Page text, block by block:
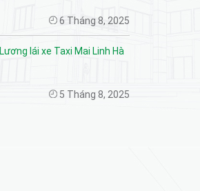
6 Tháng 8, 2025
Lương lái xe Taxi Mai Linh Hà
5 Tháng 8, 2025